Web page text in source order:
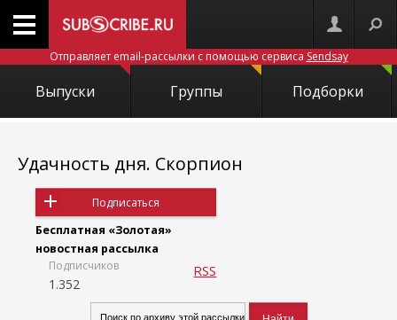
Отправляет email-рассылки с помощью сервиса Sendsay
Выпуски Группы Подборки
Удачность дня. Скорпион
Подписаться
Бесплатная «Золотая»
новостная рассылка
Подписчиков
1.352
RSS